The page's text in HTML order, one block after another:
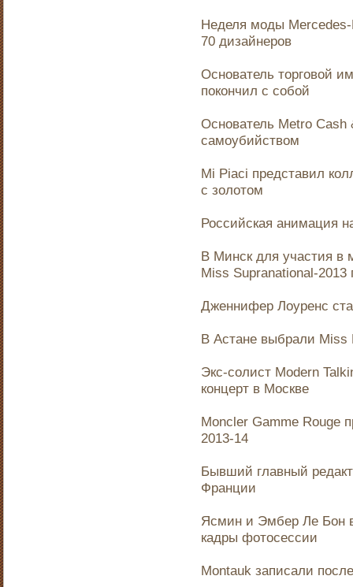
Неделя моды
70 дизайнеров
Основатель торговой
покончил с собой
Основатель Metro Cash
самоубийством
Mi Piaci представил
с золотом
Российская анимация
В Минск для участия в
Miss Supranational-
Дженнифер Лоуренс
В Астане выбрали Miss
Экс-солист Modern
концерт в Москве
Moncler Gamme Rouge
2013-14
Бывший главный
Франции
Ясмин и Эмбер Ле Бон
кадры фотосессии
Montauk записали